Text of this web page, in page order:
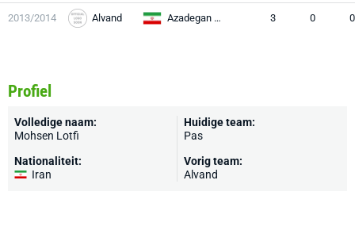
2013/2014 Alvand Azadegan League 3 0 0
Profiel
Volledige naam:
Mohsen Lotfi
Nationaliteit:
Iran
Huidige team:
Pas
Vorig team:
Alvand